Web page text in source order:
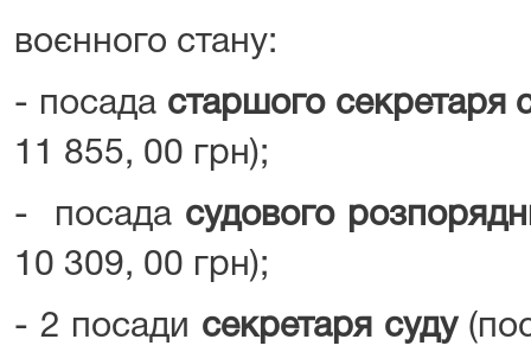
воєнного стану:
- посада старшого секретаря
11 855, 00 грн);
- посада судового
10 309, 00 грн);
- 2 посади секретаря суду